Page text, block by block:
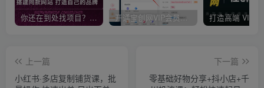
你还在到处找项目？还在当韭菜？我靠卖项目一个月收入5万+，曾经我也是个失败者。 开通宝创网VIP会员，尊享全站资源免费下载，享70%的推广提成！！【限时五折优惠】
上一篇
小红书·多店复制铺货课，批
下一篇
零基础好物分享+抖小店+千